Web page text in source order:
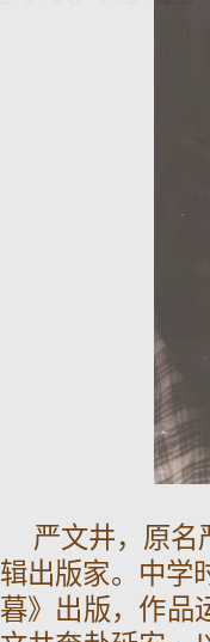
严文井，原
辑出版家。中学
暮》出版，作品